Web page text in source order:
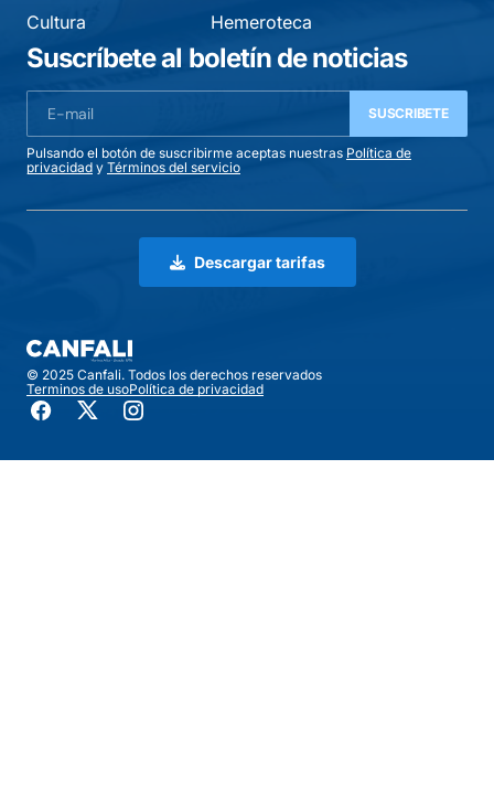
Cultura
Hemeroteca
Suscríbete al boletín de noticias
SUSCRIBETE
Pulsando el botón de suscribirme aceptas nuestras Política de
privacidad y Términos del servicio
Descargar tarifas
© 2025 Canfali. Todos los derechos reservados
Terminos de usoPolítica de privacidad